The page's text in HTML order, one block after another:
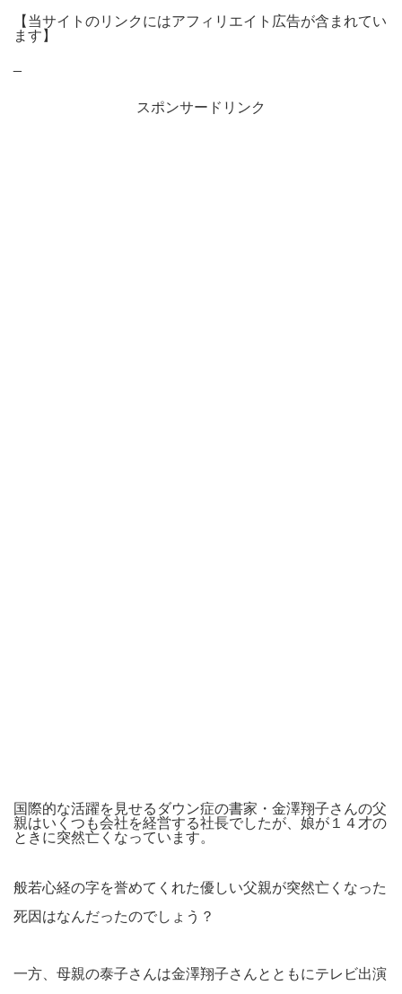
【当サイトのリンクにはアフィリエイト広告が含まれてい
ます】
スポンサードリンク
国際的な活躍を見せるダウン症の書家・金澤翔子さんの父
親はいくつも会社を経営する社長でしたが、娘が１４才の
ときに突然亡くなっています。
般若心経の字を誉めてくれた優しい父親が突然亡くなった
死因はなんだったのでしょう？
一方、母親の泰子さんは金澤翔子さんとともにテレビ出演